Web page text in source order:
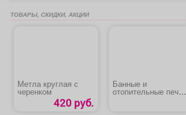
ТОВАРЫ, СКИДКИ, АКЦИИ
Метла круглая с
черенком
420 руб.
Банные и
отопительные печи,